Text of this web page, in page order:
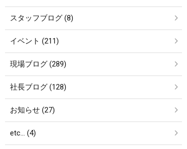
スタッフブログ (8)
イベント (211)
現場ブログ (289)
社長ブログ (128)
お知らせ (27)
etc… (4)